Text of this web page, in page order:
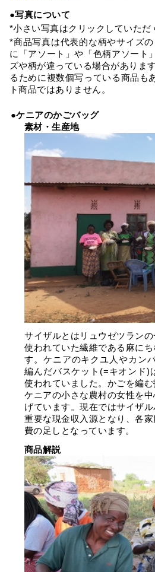
●写真について
*小さい写真はクリックしていただ
*商品写真は代表的な柄やサイズ
に「アソート」や「色柄アソート
ズや柄が違っている場合がありま
るために複数個写っている商品も
ト商品ではありません。
●ケニアのかごバッグ
素材・生産地
サイザルとはリュウゼツラン
使われていた繊維である麻に
す。ケニアのキクユ人やカン
編んだバスケット(=キオンド)
使われていました。かごを編
ケニアの小さな農村の女性を
げています。現在ではサイザ
重要な現金収入源となり、各
費の足しとなっています。
商品解説